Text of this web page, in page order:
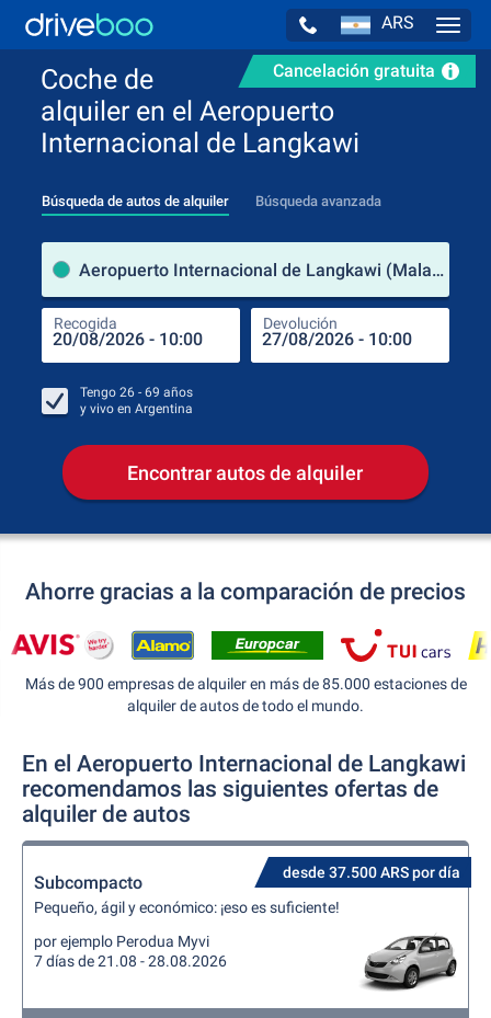
ARS
Cancelación gratuita
Coche de
alquiler en el Aeropuerto
Internacional de Langkawi
Búsqueda de autos de alquiler Búsqueda avanzada
Aeropuerto Internacional de Langkawi (Malasia)
Recogida Devolución
Tengo 26 - 69 años
y vivo en Argentina
Encontrar autos de alquiler
Ahorre gracias a la comparación de precios
Más de 900 empresas de alquiler en más de 85.000 estaciones de
alquiler de autos de todo el mundo.
En el Aeropuerto Internacional de Langkawi
recomendamos las siguientes ofertas de
alquiler de autos
desde 37.500 ARS por día
Subcompacto
Pequeño, ágil y económico: ¡eso es suficiente!
por ejemplo Perodua Myvi
7 días de 21.08 - 28.08.2026